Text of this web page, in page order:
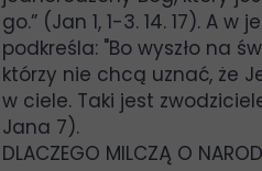
go.” (Jan 1, 1-3. 14. 17). A
podkreśla: "Bo wyszło na
którzy nie chcą uznać, że
w ciele. Taki jest
Jana 7).
DLACZEGO MILCZĄ O